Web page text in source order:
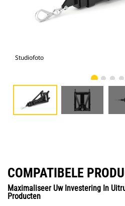
Studiofoto
COMPATIBELE
Maximaliseer Uw Investering In
Producten